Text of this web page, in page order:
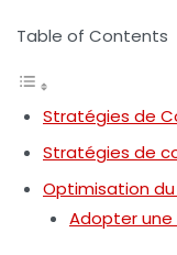
Table of Contents
Stratégies de
Stratégies de
Optimisation du
Adopter une